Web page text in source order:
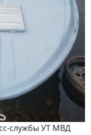
службы УТ МВД